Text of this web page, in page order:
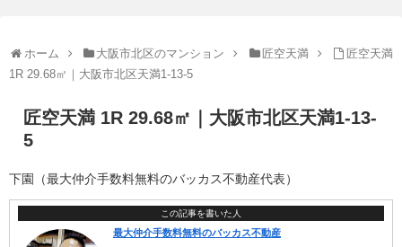
ホーム 大阪市北区のマンション 匠空天満
匠空天満
1R 29.68㎡｜大阪市北区天満1-13-5
匠空天満 1R 29.68㎡｜大阪市北区天満1-13-
5
下園（最大仲介手数料無料のバッカス不動産代表）
この記事を書いた人
最大仲介手数料無料のバッカス不動産